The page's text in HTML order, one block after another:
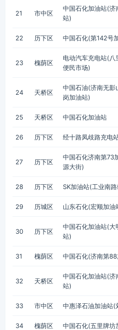
21 市中区
中国石化加油站(济
站)
22 历下区 中国石化(第142号
23 槐荫区
电动汽车充电站(八
便民市场)
24 天桥区
中国石油(济南无影
岗加油站)
25 天桥区 中国石化加油站
26 历下区 经十路凤歧路充电
27 历下区
中国石化济南第73
源大街)
28 历下区 SK加油站(工业南
29 历城区 山东石化(宏顺加油
30 历下区
中国石化加油站(大
站)
31 槐荫区 中国石化(济南第
32 天桥区
中国石化加油站(济
站)
33 市中区 中惠泽石油加油站(
34 槐荫区 中国石化(五里牌坊